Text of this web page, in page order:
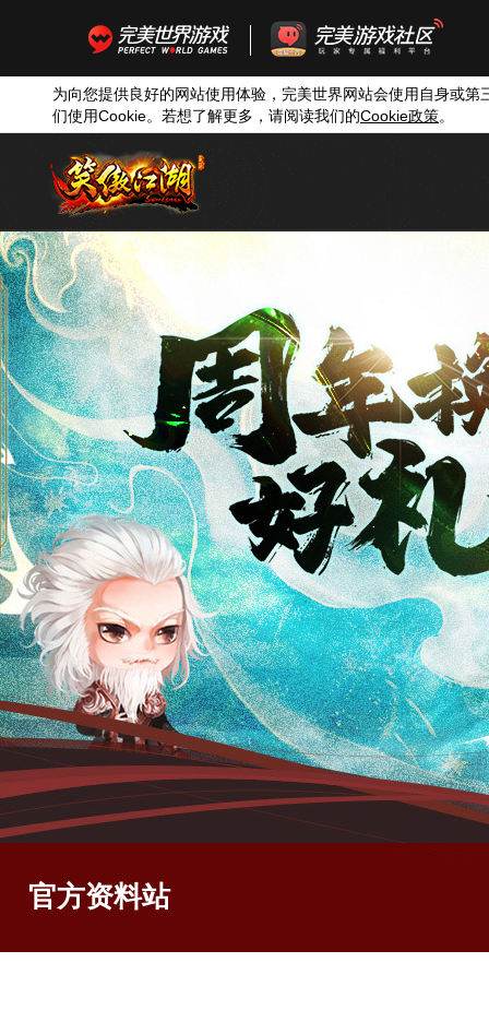
为向您提供良好的网站使用体验，完美世界网站会使用自身或第
们使用Cookie。若想了解更多，请阅读我们的Cookie政策。
官方资料站